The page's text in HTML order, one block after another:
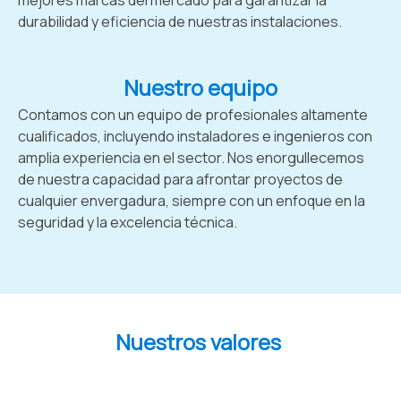
durabilidad y eficiencia de nuestras instalaciones.
Nuestro equipo
Contamos con un equipo de profesionales altamente
cualificados, incluyendo instaladores e ingenieros con
amplia experiencia en el sector. Nos enorgullecemos
de nuestra capacidad para afrontar proyectos de
cualquier envergadura, siempre con un enfoque en la
seguridad y la excelencia técnica.
Nuestros valores